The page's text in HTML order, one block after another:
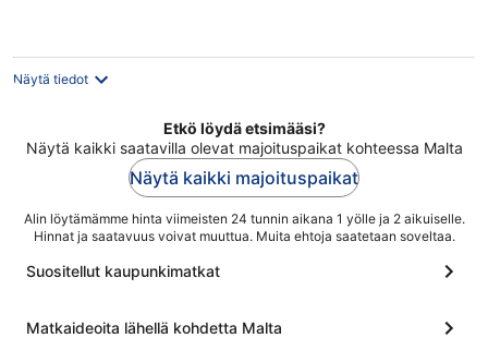
Näytä tiedot
Etkö löydä etsimääsi?
Näytä kaikki saatavilla olevat majoituspaikat kohteessa Malta
Näytä kaikki majoituspaikat
Alin löytämämme hinta viimeisten 24 tunnin aikana 1 yölle ja 2 aikuiselle.
Hinnat ja saatavuus voivat muuttua. Muita ehtoja saatetaan soveltaa.
Suositellut kaupunkimatkat
Matkaideoita lähellä kohdetta Malta